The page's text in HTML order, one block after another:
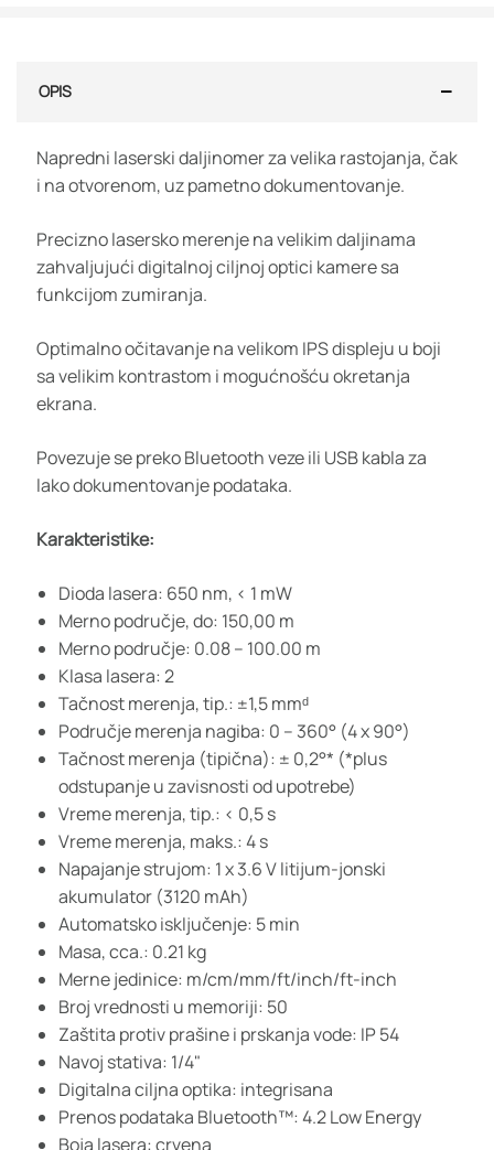
OPIS
Napredni laserski daljinomer za velika rastojanja, čak
i na otvorenom, uz pametno dokumentovanje.
Precizno lasersko merenje na velikim daljinama
zahvaljujući digitalnoj ciljnoj optici kamere sa
funkcijom zumiranja.
Optimalno očitavanje na velikom IPS displeju u boji
sa velikim kontrastom i mogućnošću okretanja
ekrana.
Povezuje se preko Bluetooth veze ili USB kabla za
lako dokumentovanje podataka.
Karakteristike:
Dioda lasera: 650 nm, < 1 mW
Merno područje, do: 150,00 m
Merno područje: 0.08 – 100.00 m
Klasa lasera: 2
Tačnost merenja, tip.: ±1,5 mmᵈ
Područje merenja nagiba: 0 – 360° (4 x 90°)
Tačnost merenja (tipična): ± 0,2°* (*plus
odstupanje u zavisnosti od upotrebe)
Vreme merenja, tip.: < 0,5 s
Vreme merenja, maks.: 4 s
Napajanje strujom: 1 x 3.6 V litijum-jonski
akumulator (3120 mAh)
Automatsko isključenje: 5 min
Masa, cca.: 0.21 kg
Merne jedinice: m/cm/mm/ft/inch/ft-inch
Broj vrednosti u memoriji: 50
Zaštita protiv prašine i prskanja vode: IP 54
Navoj stativa: 1/4"
Digitalna ciljna optika: integrisana
Prenos podataka Bluetooth™: 4.2 Low Energy
Boja lasera: crvena